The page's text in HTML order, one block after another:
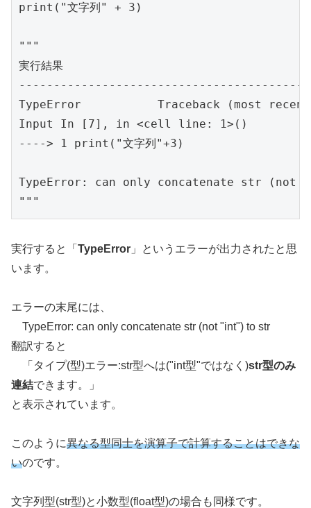
print("文字列" + 3)
"""
実行結果
-----------------------------------------
TypeError           Traceback (most
Input In [7], in <cell line: 1>()
----> 1 print("文字列"+3)
TypeError: can only concatenate str
"""
実行すると「 TypeError 」というエラーが出力されたと思
います。
エラーの末尾には、
TypeError: can only concatenate str (not "int") to str
翻訳すると
「タイプ(型)エラー:str型へは("int型"ではなく)str型のみ
連結できます。」
と表示されています。
このように異なる型同士を演算子で計算することはできな
いのです。
文字列型(str型)と小数型(float型)の場合も同様です。